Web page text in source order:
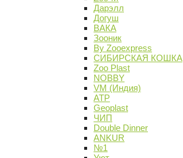
Дарэлл
Догуш
ВАКА
Зооник
By Zooexpress
СИБИРСКАЯ КОШКА
Zoo Plast
NOBBY
VM (Индия)
АТР
Geoplast
ЧИП
Double Dinner
ANKUR
№1